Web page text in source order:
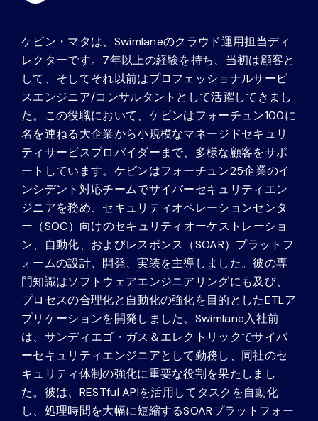
デモのリクエスト
ケビン・マタは、Swimlaneのクラウド運用担当ディ
レクターです。7年以上の経験を持ち、当初は顧客と
して、そしてそれ以前はプロフェッショナルサービ
スエンジニア/コンサルタントとして活躍してきまし
た。この役職において、ケビンはフォーチュン100に
名を連ねる大企業から小規模なマネージドセキュリ
ティサービスプロバイダーまで、多様な顧客をサポ
ートしています。ケビンはフォーチュン25企業のイ
ンシデント対応チームでサイバーセキュリティエン
ジニアを務め、セキュリティオペレーションセンタ
ー（SOC）向けのセキュリティオーケストレーショ
ン、自動化、およびレスポンス（SOAR）プラットフ
ォームの設計、開発、実装を主導しました。彼の専
門知識はソフトウェアエンジニアリングにも及び、
プロセスの合理化と自動化の強化を目的としたETLア
プリケーションを開発しました。Swimlane入社前
は、サンディエゴ・ガス＆エレクトリックでサイバ
ーセキュリティエンジニアとして勤務し、同社のセ
キュリティ体制の強化に重要な役割を果たしまし
た。彼は、RESTful APIを活用してタスクを自動化
し、処理時間を大幅に短縮するSOARプラットフォー